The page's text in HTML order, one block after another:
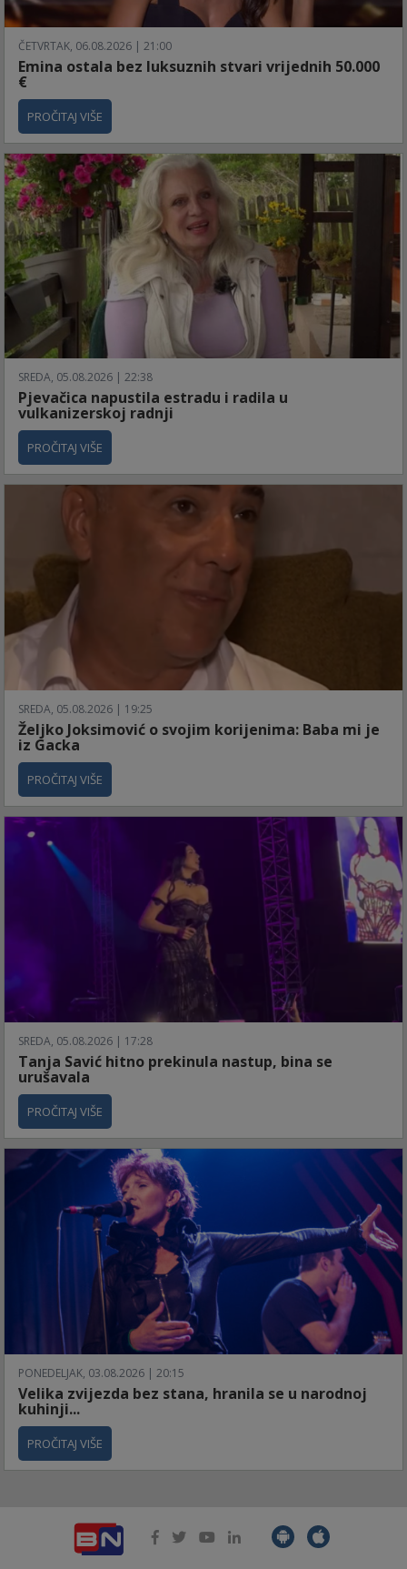
ČETVRTAK, 06.08.2026 | 21:00
Emina ostala bez luksuznih stvari vrijednih 50.000
€
PROČITAJ VIŠE
SREDA, 05.08.2026 | 22:38
Pjevačica napustila estradu i radila u
vulkanizerskoj radnji
PROČITAJ VIŠE
SREDA, 05.08.2026 | 19:25
Željko Joksimović o svojim korijenima: Baba mi je
iz Gacka
PROČITAJ VIŠE
SREDA, 05.08.2026 | 17:28
Tanja Savić hitno prekinula nastup, bina se
urušavala
PROČITAJ VIŠE
PONEDELJAK, 03.08.2026 | 20:15
Velika zvijezda bez stana, hranila se u narodnoj
kuhinji...
PROČITAJ VIŠE